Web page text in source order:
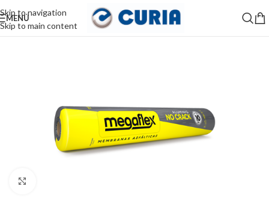
Skip to navigation
Skip to main content
MENÚ